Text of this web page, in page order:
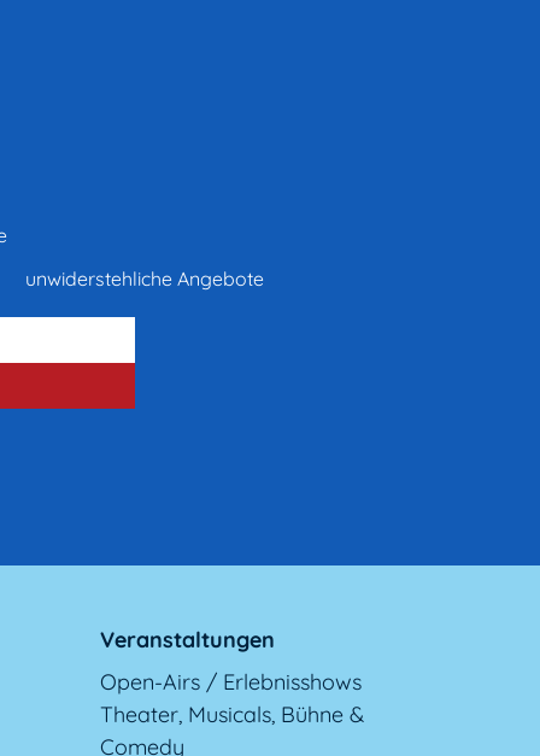
unwiderstehliche Angebote
Veranstaltungen
Open-Airs / Erlebnisshows
Theater, Musicals, Bühne &
Comedy